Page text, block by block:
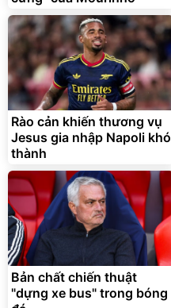
Rào cản khiến thương vụ
Jesus gia nhập Napoli khó
thành
Bản chất chiến thuật
"dựng xe bus" trong bóng